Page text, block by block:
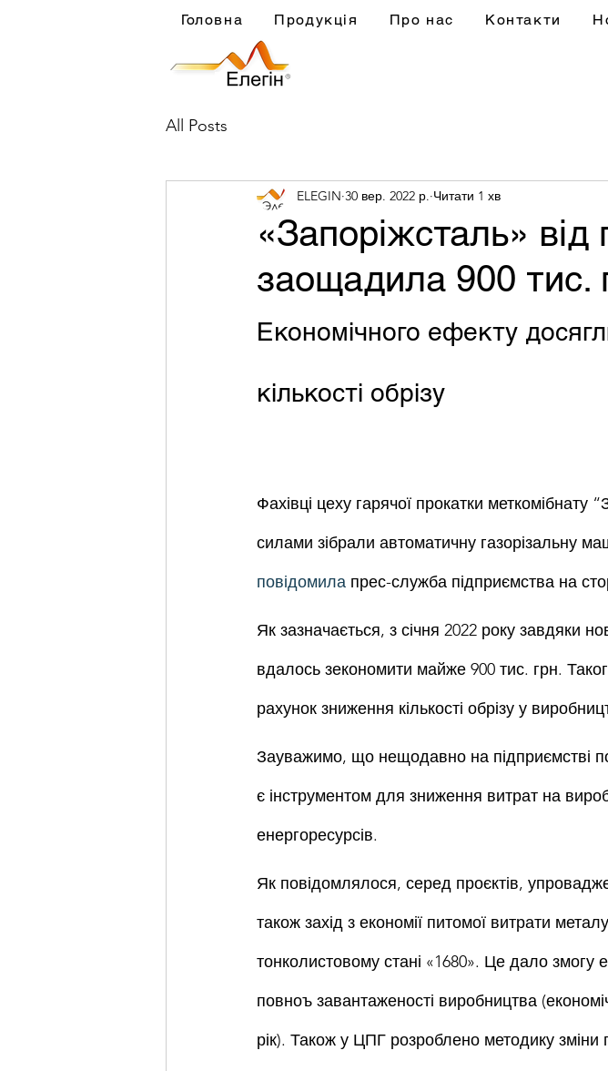
Головна Продукція Про нас Контакти
All Posts
«Запоріжсталь» від
заощадила 900 тис.
ELEGIN 30 вер. 2022 р. Читати 1 хв
Економічного ефекту
кількості обрізу
Фахівці цеху гарячої прокатки меткомібнату
силами зібрали автоматичну газорізальну
повідомила прес-служба підприємства на
Як зазначається, з січня 2022 року завдяки
вдалось зекономити майже 900 тис. грн.
рахунок зниження кількості обрізу у
Зауважимо, що нещодавно на підприємстві
є інструментом для зниження витрат на
енергоресурсів.
Як повідомлялося, серед проєктів,
також захід з економії питомої витрати
тонколистовому стані «1680». Це дало змогу
повноъ завантаженості виробництва
рік). Також у ЦПГ розроблено методику